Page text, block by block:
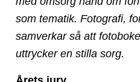
som tematik. Fotografi,
samverkar så att
uttrycker en stilla sorg.